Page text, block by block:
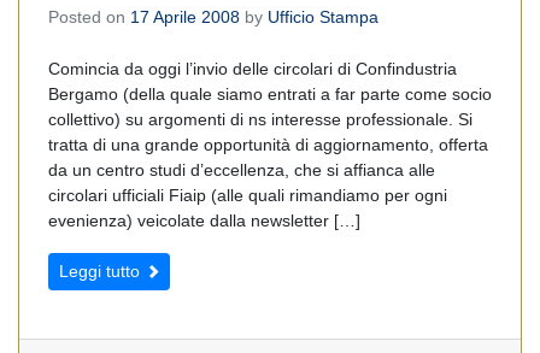
Posted on 17 Aprile 2008 by Ufficio Stampa
Comincia da oggi l’invio delle circolari di Confindustria
Bergamo (della quale siamo entrati a far parte come socio
collettivo) su argomenti di ns interesse professionale. Si
tratta di una grande opportunità di aggiornamento, offerta
da un centro studi d’eccellenza, che si affianca alle
circolari ufficiali Fiaip (alle quali rimandiamo per ogni
evenienza) veicolate dalla newsletter […]
Leggi tutto